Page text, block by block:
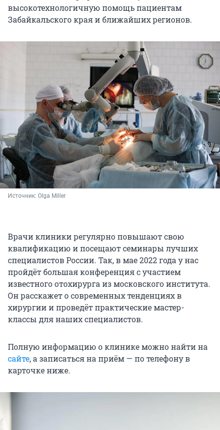
высокотехнологичную помощь пациентам
Забайкальского края и ближайших регионов.
Источник: Olga Miller
Врачи клиники регулярно повышают свою
квалификацию и посещают семинары лучших
специалистов России. Так, в мае 2022 года у нас
пройдёт большая конференция с участием
известного отохирурга из московского института.
Он расскажет о современных тенденциях в
хирургии и проведёт практические мастер-
классы для наших специалистов.
Полную информацию о клинике можно найти на
сайте, а записаться на приём — по телефону в
карточке ниже.